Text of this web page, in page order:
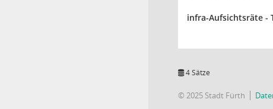
infra-Aufsichtsräte -
4 Sätze
© 2025 Stadt Fürth